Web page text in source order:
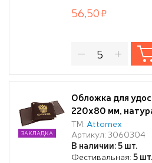
56,50
Обложка для
220x80 мм,
гладкая,
тиснение
коричневая,
ТМ: Attomex
Артикул: 3060304
В наличии: 5 шт.
Фестивальная:5 шт.
ЗАКЛАДКА